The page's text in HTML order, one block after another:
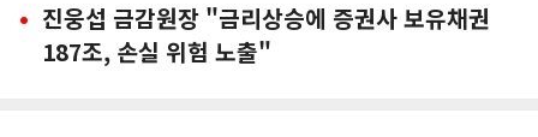
진웅섭 금감원장 "금리상승에 증권사 보유채권
187조, 손실 위험 노출"